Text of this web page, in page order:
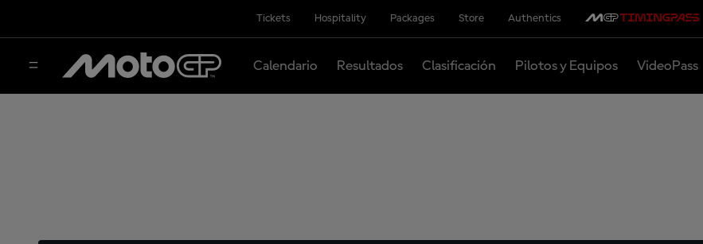
Tickets Hospitality Packages Store Authentics
Calendario Resultados Clasificación Pilotos y Equipos VideoPass